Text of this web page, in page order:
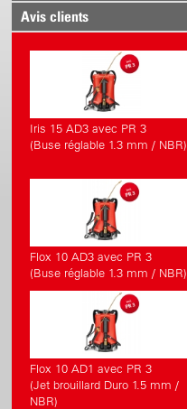
Avis clients
Iris 15 AD3 avec PR 3
(Buse réglable 1.3 mm / NBR)
Flox 10 AD3 avec PR 3
(Buse réglable 1.3 mm / NBR)
Flox 10 AD1 avec PR 3
(Jet brouillard Duro 1.5 mm /
NBR)